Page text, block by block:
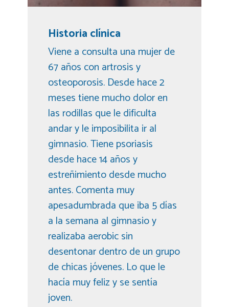
Historia clínica
Viene a consulta una mujer de
67 años con artrosis y
osteoporosis. Desde hace 2
meses tiene mucho dolor en
las rodillas que le dificulta
andar y le imposibilita ir al
gimnasio. Tiene psoriasis
desde hace 14 años y
estreñimiento desde mucho
antes. Comenta muy
apesadumbrada que iba 5 días
a la semana al gimnasio y
realizaba aerobic sin
desentonar dentro de un grupo
de chicas jóvenes. Lo que le
hacía muy feliz y se sentía
joven.